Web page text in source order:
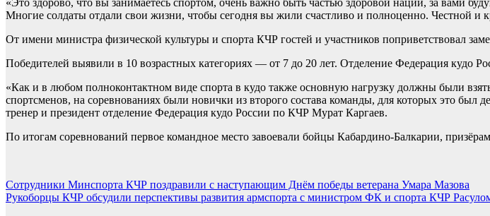
Многие солдаты отдали свои жизни, чтобы сегодня вы жили счастливо и полноценно. Честной и
От имени министра физической культуры и спорта КЧР гостей и участников поприветствовал
Победителей выявили в 10 возрастных категориях — от 7 до 20 лет. Отделение Федерация кудо
«Как и в любом полноконтактном виде спорта в кудо также основную нагрузку должны были
спортсменов, на соревнованиях были новички из второго состава команды, для которых это
тренер и президент отделение Федерация кудо России по КЧР Мурат Каргаев.
По итогам соревнований первое командное место завоевали бойцы Кабардино-Балкарии,
Навигация
по
Сотрудники Минспорта КЧР поздравили с наступающим Днём победы ветерана Умара Мазова
Рукоборцы КЧР обсудили перспективы развития армспорта с министром ФК и спорта КЧР